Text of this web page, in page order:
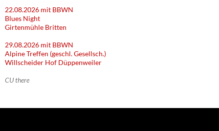
22.08.2026 mit BBWN
Blues Night
Girtenmühle Britten
29.08.2026 mit BBWN
Alpine Treffen (geschl. Gesellsch.)
Willscheider Hof Düppenweiler
CU there